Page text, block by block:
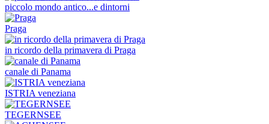
piccolo mondo antico...e dintorni
Praga
in ricordo della primavera di Praga
canale di Panama
ISTRIA veneziana
TEGERNSEE